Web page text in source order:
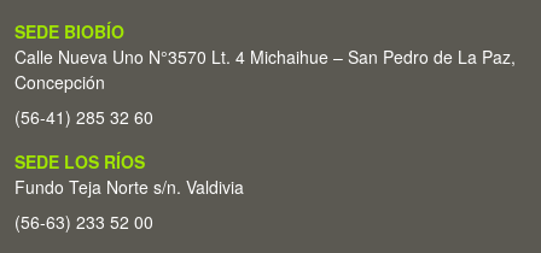
SEDE BIOBÍO
Calle Nueva Uno N°3570 Lt. 4 Michaihue – San Pedro de La Paz,
Concepción
(56-41) 285 32 60
SEDE LOS RÍOS
Fundo Teja Norte s/n. Valdivia
(56-63) 233 52 00